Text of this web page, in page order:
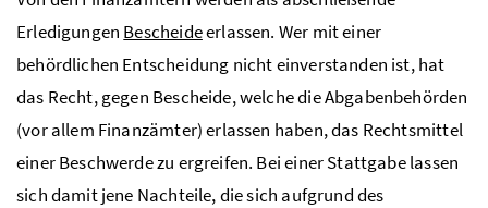
Erledigungen Bescheideerlassen. Wer mit einer
behördlichen Entscheidung nicht einverstanden ist, hat
das Recht, gegen Bescheide, welche die Abgabenbehörden
(vor allem Finanzämter) erlassen haben, das Rechtsmittel
einer Beschwerde zu ergreifen. Bei einer Stattgabe lassen
sich damit jene Nachteile, die sich aufgrund des